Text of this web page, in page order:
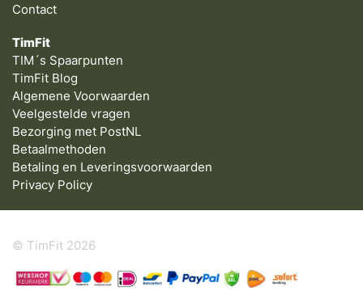
Contact
TimFit
TIM´s Spaarpunten
TimFit Blog
Algemene Voorwaarden
Veelgestelde vragen
Bezorging met PostNL
Betaalmethoden
Betaling en Leveringsvoorwaarden
Privacy Policy
© TimFit 2026